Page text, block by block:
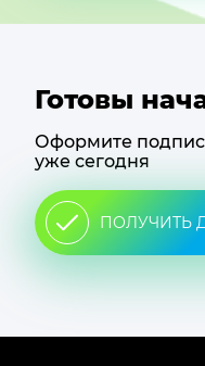
Готовы
Оформите
уже сегодня
ПОЛУЧИТЬ